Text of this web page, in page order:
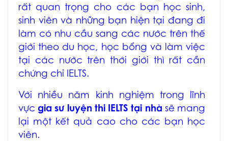
rất quan trọng cho các bạn học sinh,
sinh viên và những bạn hiện tại đang đi
làm có nhu cầu sang các nước trên thế
giới theo du học, học bổng và làm việc
tại các nước trên thới giới thì rất cần
chứng chỉ IELTS.
Với nhiều năm kinh nghiệm trong lĩnh
vựcgia sư luyện thi IELTS tại nhà sẽ mang
lại một kết quả cao cho các bạn học
viên.